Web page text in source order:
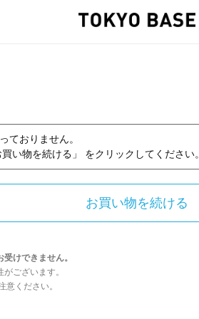
ておりません。
い物を続ける」 をクリックしてください。
けできません。
ございます。
ください。